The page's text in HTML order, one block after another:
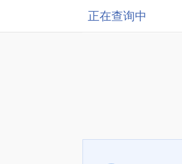
正在查询中